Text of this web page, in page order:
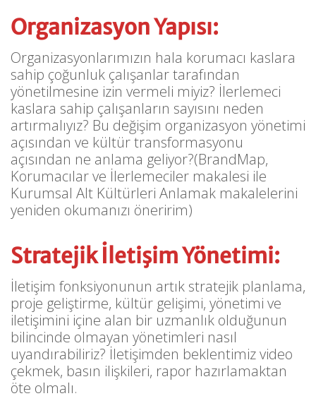
Organizasyon Yapısı:
Organizasyonlarımızın hala korumacı kaslara
sahip çoğunluk çalışanlar tarafından
yönetilmesine izin vermeli miyiz? İlerlemeci
kaslara sahip çalışanların sayısını neden
artırmalıyız? Bu değişim organizasyon yönetimi
açısından ve kültür transformasyonu
açısından ne anlama geliyor?(BrandMap,
Korumacılar ve İlerlemeciler makalesi ile
Kurumsal Alt Kültürleri Anlamak makalelerini
yeniden okumanızı öneririm)
Stratejik İletişim Yönetimi:
İletişim fonksiyonunun artık stratejik planlama,
proje geliştirme, kültür gelişimi, yönetimi ve
iletişimini içine alan bir uzmanlık olduğunun
bilincinde olmayan yönetimleri nasıl
uyandırabiliriz? İletişimden beklentimiz video
çekmek, basın ilişkileri, rapor hazırlamaktan
öte olmalı.